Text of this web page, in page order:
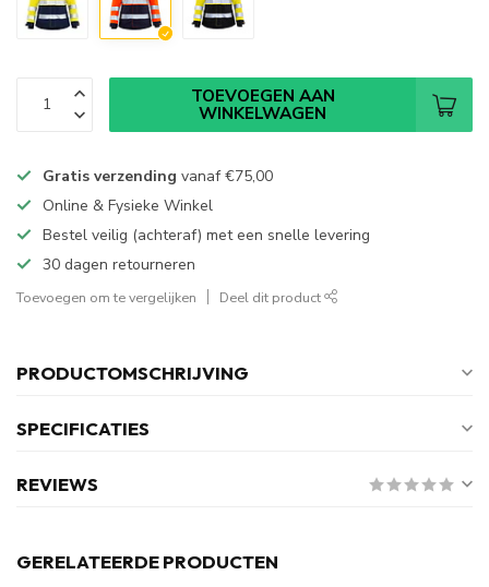
TOEVOEGEN AAN
WINKELWAGEN
Gratis verzending vanaf€75,00
Online & Fysieke Winkel
Bestel veilig (achteraf) met een snelle levering
30 dagen retourneren
Toevoegen om te vergelijken Deel dit product
PRODUCTOMSCHRIJVING
SPECIFICATIES
REVIEWS
GERELATEERDE PRODUCTEN